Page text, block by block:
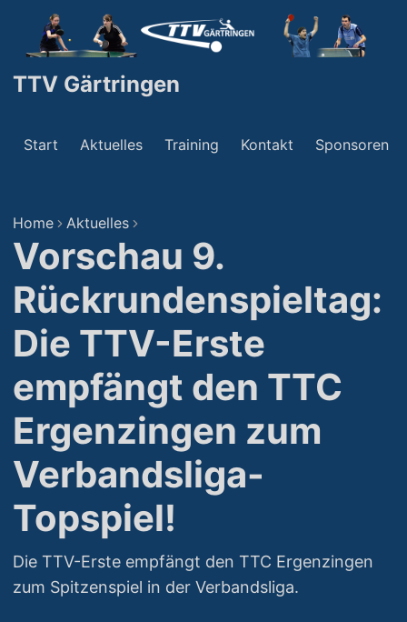
TTV Gärtringen
Start Aktuelles Training Kontakt Sponsoren
Home Aktuelles
Vorschau 9.
Rückrundenspieltag:
Die TTV-Erste
empfängt den TTC
Ergenzingen zum
Verbandsliga-
Topspiel!
Die TTV-Erste empfängt den TTC Ergenzingen
zum Spitzenspiel in der Verbandsliga.